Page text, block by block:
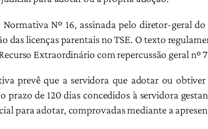
Nº 16, assinada pelo diretor-geral
das licenças parentais no TSE. O texto
Extraordinário com repercussão geral nº
prevê que a servidora que adotar ou
prazo de 120 dias concedidos à servidora
para adotar, comprovadas mediante a